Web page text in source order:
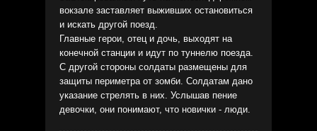
вокзале заставляет выживших остановиться
и искать другой поезд.
Главные герои, отец и дочь, выходят на
конечной станции и идут по туннелю поезда.
С другой стороны солдаты размещены для
защиты периметра от зомби. Солдатам дано
указание стрелять в них. Услышав пение
девочки, они понимают, что новички - люди.